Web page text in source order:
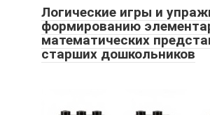
Логические игры и
формированию
математических
старших дошкольников